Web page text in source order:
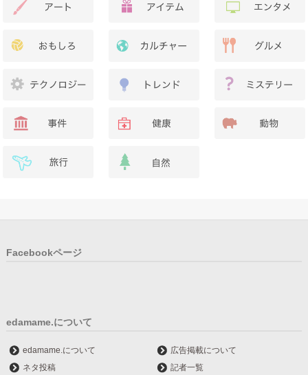
Facebookページ
edamame.について
edamame.について
広告掲載について
ネタ投稿
記者一覧